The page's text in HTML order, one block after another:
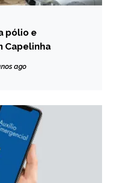
pólio e
Capelinha
ago